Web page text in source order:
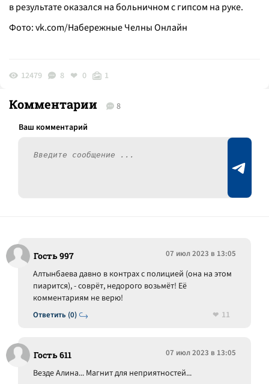
в результате оказался на больничном с гипсом на руке.
Фото:vk.com/НабережныеЧелны Онлайн
12479 8 0 1
Комментарии 8
Гость 997 07 июл 2023 в 13:05
Ответить (0)
Алтынбаева давно в контрах с полицией (она на этом
пиарится), - соврёт, недорого возьмёт! Её
комментариям не верю!
11
Гость 611 07 июл 2023 в 13:05
Везде Алина... Магнит для неприятностей...